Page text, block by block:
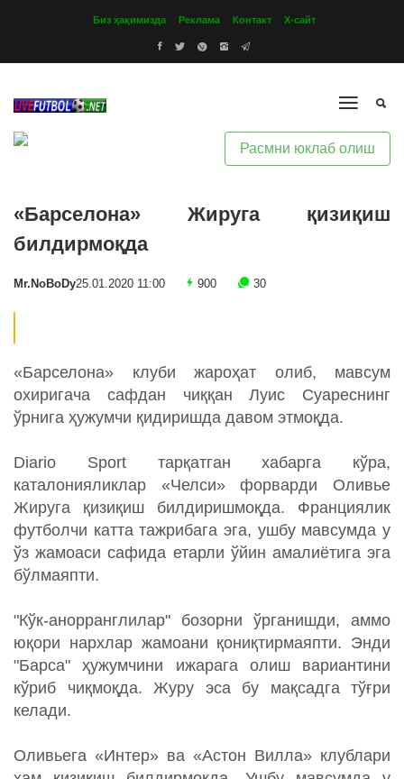
Биз ҳақимизда Реклама Контакт Х-сайт
Расмни юклаб олиш
«Барселона» Жируга қизиқиш
билдирмоқда
Mr.NoBoDy25.01.2020 11:00 900 30
«Барселона» клуби жароҳат олиб, мавсум
охиригача сафдан чиққан Луис Суареснинг
ўрнига ҳужумчи қидиришда давом этмоқда.
Diario Sport тарқатган хабарга кўра,
каталонияликлар «Челси» форварди Оливье
Жируга қизиқиш билдиришмоқда. Франциялик
футболчи катта тажрибага эга, ушбу мавсумда у
ўз жамоаси сафида етарли ўйин амалиётига эга
бўлмаяпти.
"Кўк-анорранглилар" бозорни ўрганишди, аммо
юқори нархлар жамоани қониқтирмаяпти. Энди
"Барса" ҳужумчини ижарага олиш вариантини
кўриб чиқмоқда. Журу эса бу мақсадга тўғри
келади.
Оливьега «Интер» ва «Астон Вилла» клублари